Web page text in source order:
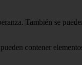
También se
contener